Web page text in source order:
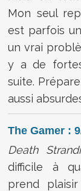
Mon seul
est parfois
un vrai
y a de
suite.
aussi
The Gamer :
Death
difficile à
prend